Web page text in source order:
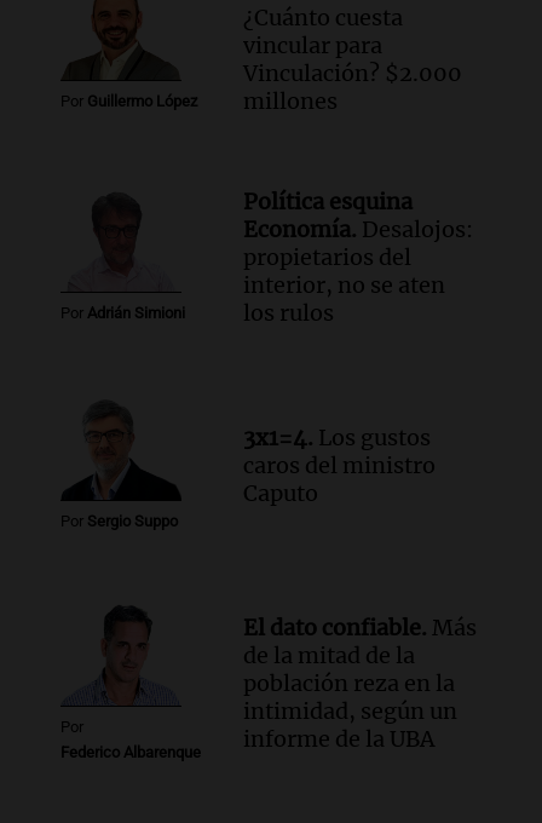
un accidente en la Ruta 321 cerca de
García Fernández
Panorama Federal
Episodios
liquidez de 4 billones
Panorama Federal
Episodios
La lección del Titanic y la
humildad en tiempos de tormenta
Audio.
Tormentas y filtraciones: "El
agua entra por donde menos
imaginamos"
Una Mañana para todos Rosario
Episodios
Por Guillermo López
¿Cuánto cuesta
vincular para
Vinculación? $2.000
millones
Por Adrián Simioni
Política esquina
Economía. Desalojos:
propietarios del
interior, no se aten
los rulos
Por Sergio Suppo
3x1=4. Los gustos
caros del ministro
Caputo
Por
Federico Albarenque
El dato confiable. Más
de la mitad de la
población reza en la
intimidad, según un
informe de la UBA